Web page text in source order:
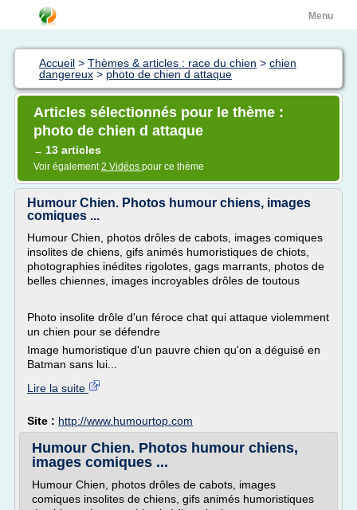
Menu
Accueil > Thèmes & articles : race du chien > chien
dangereux > photo de chien d attaque
Articles sélectionnés pour le thème :
photo de chien d attaque
→ 13 articles
Voir également2 Vidéos pour ce thème
Humour Chien. Photos humour chiens, images
comiques ...
Humour Chien, photos drôles de cabots, images comiques
insolites de chiens, gifs animés humoristiques de chiots,
photographies inédites rigolotes, gags marrants, photos de
belles chiennes, images incroyables drôles de toutous
Photo insolite drôle d'un féroce chat qui attaque violemment
un chien pour se défendre
Image humoristique d'un pauvre chien qu'on a déguisé en
Batman sans lui...
Lire la suite
Site : http://www.humourtop.com
Humour Chien. Photos humour chiens,
images comiques ...
Humour Chien, photos drôles de cabots, images
comiques insolites de chiens, gifs animés humoristiques